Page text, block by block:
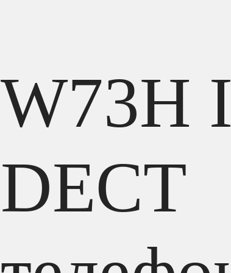
W73H
DECT